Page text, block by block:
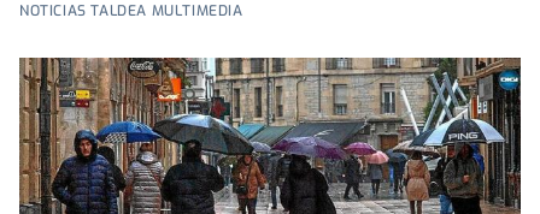
NOTICIAS TALDEA MULTIMEDIA